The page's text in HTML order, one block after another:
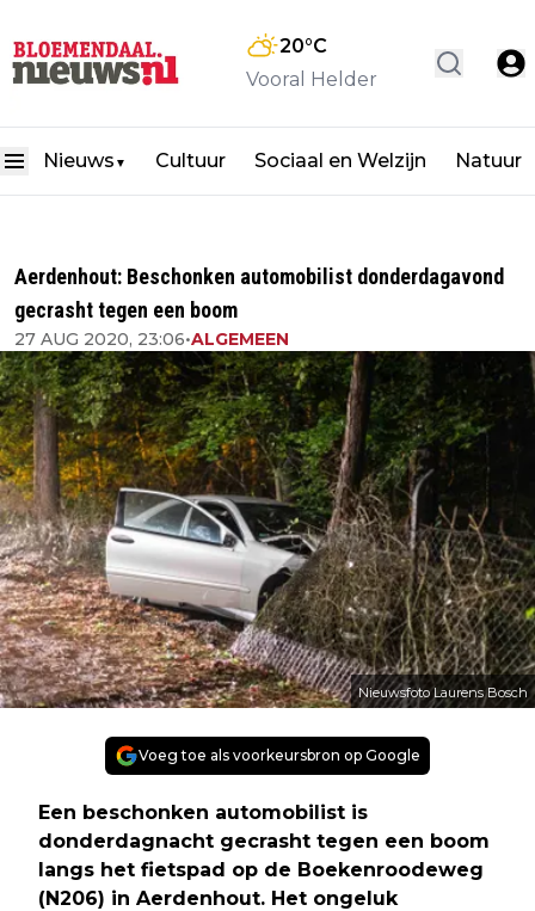
20°C
Vooral Helder
Nieuws ▼ Cultuur Sociaal en Welzijn Natuur
Aerdenhout: Beschonken automobilist donderdagavond
gecrasht tegen een boom
27 AUG 2020, 23:06•ALGEMEEN
Nieuwsfoto Laurens Bosch
Voeg toe als voorkeursbron op Google
Een beschonken automobilist is
donderdagnacht gecrasht tegen een boom
langs het fietspad op de Boekenroodeweg
(N206) in Aerdenhout. Het ongeluk